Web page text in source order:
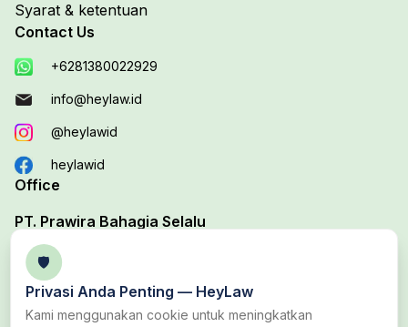
Syarat & ketentuan
Contact Us
+6281380022929
info@heylaw.id
@heylawid
heylawid
Office
PT. Prawira Bahagia Selalu
Your Trusted Legal Edutech Platform
Office 1 :
Harapan Baru, Bekasi Utara, Bekasi
🛡️
Privasi Anda Penting — HeyLaw
Kami menggunakan cookie untuk meningkatkan